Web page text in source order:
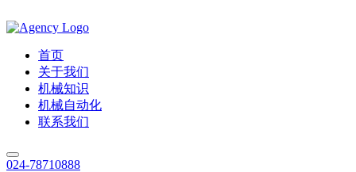
首页
关于我们
机械知识
机械自动化
联系我们
024-78710888